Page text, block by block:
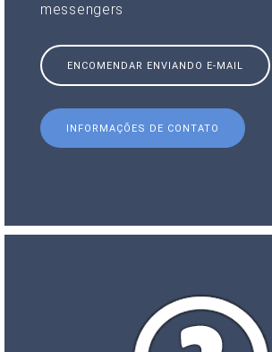
messengers
ENCOMENDAR ENVIANDO E-MAIL
INFORMAÇÕES DE CONTATO